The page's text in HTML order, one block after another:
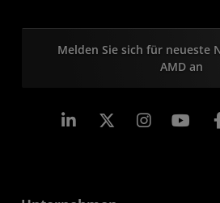
Melden Sie sich für neueste
AMD an
LinkedIn